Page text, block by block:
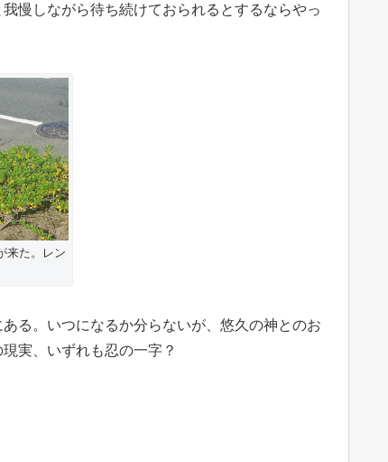
慢しながら待ち続けておられるとするならやっ
来た。レン
る。いつになるか分らないが、悠久の神とのお
実、いずれも忍の一字？